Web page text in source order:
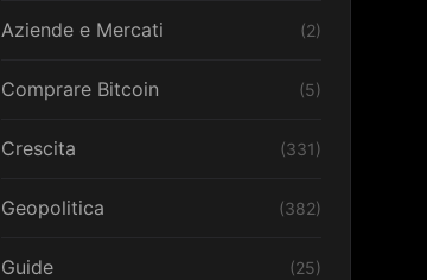
Aziende e Mercati (2)
Comprare Bitcoin (5)
Crescita (331)
Geopolitica (382)
Guide (25)